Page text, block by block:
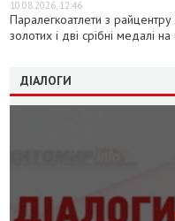
10.08.2026, 12:46
Паралегкоатлети з
золотих і дві срібні медалі на
ДІАЛОГИ